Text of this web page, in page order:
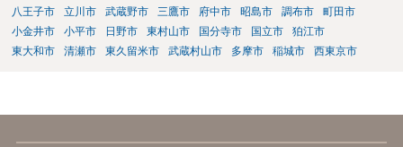
八王子市
立川市 武蔵野市 三鷹市 府中市 昭島市 調布市
町田市
小金井市
小平市 日野市 東村山市 国分寺市 国立市
狛江市
東大和市
清瀬市 東久留米市 武蔵村山市 多摩市 稲城市 西東京市